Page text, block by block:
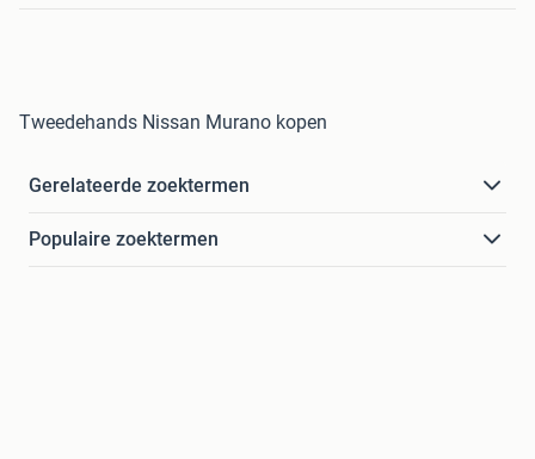
Tweedehands Nissan Murano kopen
Gerelateerde zoektermen
Populaire zoektermen